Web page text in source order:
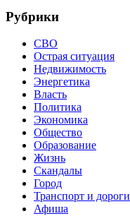
Рубрики
СВО
Острая ситуация
Недвижимость
Энергетика
Власть
Политика
Экономика
Общество
Образование
Жизнь
Скандалы
Город
Транспорт и дороги
Афиша